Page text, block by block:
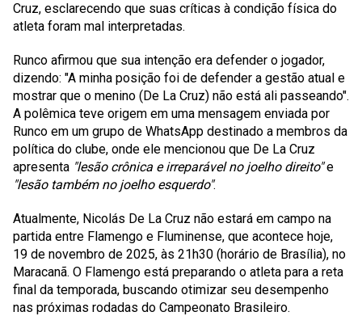
Cruz, esclarecendo que suas críticas à condição física do
atleta foram mal interpretadas.
Runco afirmou que sua intenção era defender o jogador,
dizendo: "A minha posição foi de defender a gestão atual e
mostrar que o menino (De La Cruz) não está ali passeando".
A polêmica teve origem em uma mensagem enviada por
Runco em um grupo de WhatsApp destinado a membros da
política do clube, onde ele mencionou que De La Cruz
apresenta "lesão crônica e irreparável no joelho direito"e
"lesão também no joelho esquerdo".
Atualmente, Nicolás De La Cruz não estará em campo na
partida entre Flamengo e Fluminense, que acontece hoje,
19 de novembro de 2025, às 21h30 (horário de Brasília), no
Maracanã. O Flamengo está preparando o atleta para a reta
final da temporada, buscando otimizar seu desempenho
nas próximas rodadas do Campeonato Brasileiro.